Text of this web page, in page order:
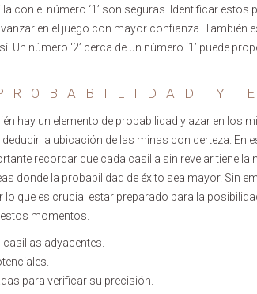
con el número ‘1’ son seguras. Identificar estos
en el juego con mayor confianza. También
número ‘2’ cerca de un número ‘1’ puede
Y
hay un elemento de probabilidad y azar en los
la ubicación de las minas con certeza. En
recordar que cada casilla sin revelar tiene
donde la probabilidad de éxito sea mayor. Sin
que es crucial estar preparado para la
momentos.
adyacentes.
para verificar su precisión.